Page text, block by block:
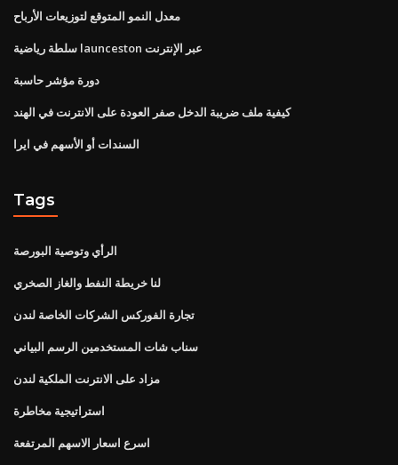
معدل النمو المتوقع لتوزيعات الأرباح
سلطة رياضية launceston عبر الإنترنت
دورة مؤشر حاسبة
كيفية ملف ضريبة الدخل صفر العودة على الانترنت في الهند
السندات أو الأسهم في ايرا
Tags
الرأي وتوصية البورصة
لنا خريطة النفط والغاز الصخري
تجارة الفوركس الشركات الخاصة لندن
سناب شات المستخدمين الرسم البياني
مزاد على الانترنت الملكية لندن
استراتيجية مخاطرة
اسرع اسعار الاسهم المرتفعة